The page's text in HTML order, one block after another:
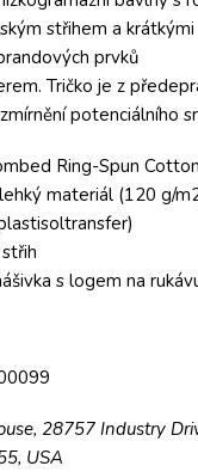
střihem a krátkými
prvků
Tričko je z
potenciálního
Ring-Spun Cotton
materiál (120 g/
s logem na
28757 Industry
USA